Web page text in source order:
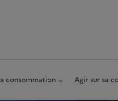
consommation Agir sur sa